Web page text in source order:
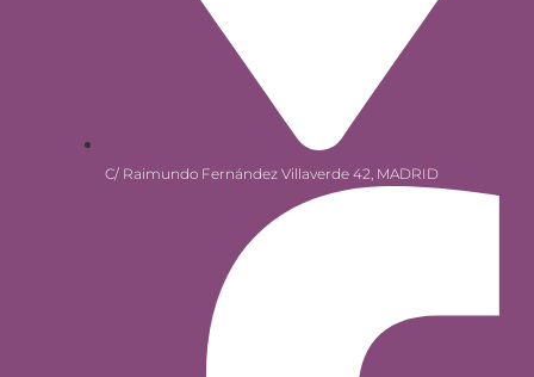
C/ Raimundo Fernández Villaverde 42, MADRID